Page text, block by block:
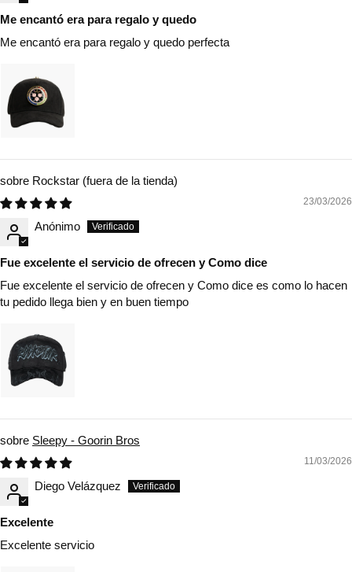
Me encantó era para regalo y quedo
Me encantó era para regalo y quedo perfecta
Rockstar
23/03/2026
Anónimo
Fue excelente el servicio de ofrecen y Como dice
Fue excelente el servicio de ofrecen y Como dice es como lo hacen
tu pedido llega bien y en buen tiempo
Sleepy - Goorin Bros
11/03/2026
Diego Velázquez
Excelente
Excelente servicio